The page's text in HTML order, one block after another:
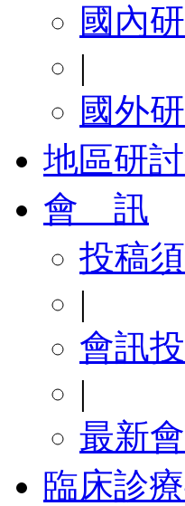
國內
|
國外
地區研
會 訊
投稿
|
會訊
|
最新
臨床診